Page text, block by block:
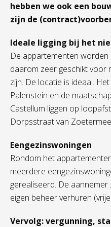
hebben we ook een
zijn de
Ideale ligging bij het
De appartementen
daarom zeer geschikt voor
zijn. De locatie is ideaal.
Palenstein en de
Castellum liggen op
Dorpsstraat van
Eengezinswoningen
Rondom het
meerdere
gerealiseerd. De
eigen beheer verhuren
Vervolg: vergunning,